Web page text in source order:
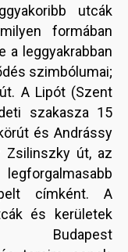
utcák
formában
a leggyakrabban
szimbólumai;
A Lipót (Szent
szakasza 15
és Andrássy
Zsilinszky út, az
címként. A
és kerületek
Budapest